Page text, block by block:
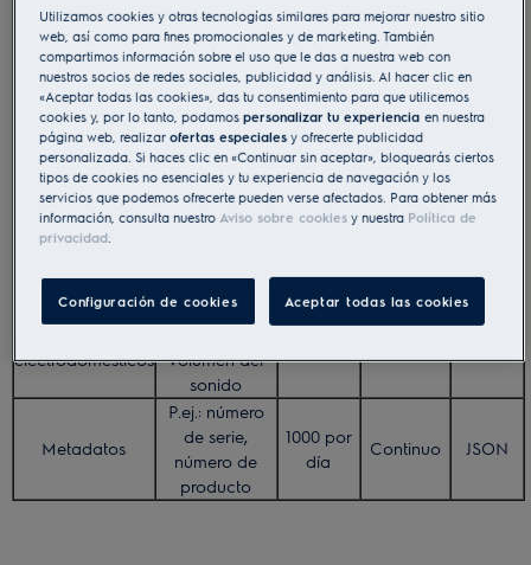
funcionamiento
Datos de
conectividad
P.ej.: SSiD,
MacAddress
1000 por
día
Continuo
Datos de
accesorios
P.ej.:
temperatura de
la sonda
térmica
10000 por
día
Tiempo
real
Datos de
electrodomésticos
P.ej.: estado de
10000 por
Tiempo
Datos de
electrodomésticos
P.ej.:
temperatura,
volumen del
sonido
10000 por
Tiempo
Metadatos
P.ej.: número
de serie,
número de
producto
1000 por
día
Continuo JSON
Utilizamos cookies y otras tecnologías similares para mejorar nuestro sitio
web, así como para fines promocionales y de marketing. También
compartimos información sobre el uso que le das a nuestra web con
nuestros socios de redes sociales, publicidad y análisis. Al hacer clic en
«Aceptar todas las cookies», das tu consentimiento para que utilicemos
cookies y, por lo tanto, podamospersonalizar tu experienciaen nuestra
página web, realizarofertas especiales y ofrecerte publicidad
personalizada. Si haces clic en «Continuar sin aceptar», bloquearás ciertos
tipos de cookies no esenciales y tu experiencia de navegación y los
servicios que podemos ofrecerte pueden verse afectados. Para obtener más
información, consulta nuestro Aviso sobre cookies y nuestra Política de
privacidad.
Configuración de cookies Aceptar todas las cookies